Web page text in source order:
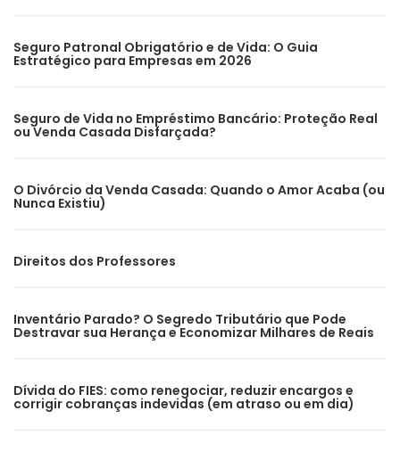
Seguro Patronal Obrigatório e de Vida: O Guia
Estratégico para Empresas em 2026
Seguro de Vida no Empréstimo Bancário: Proteção Real
ou Venda Casada Disfarçada?
O Divórcio da Venda Casada: Quando o Amor Acaba (ou
Nunca Existiu)
Direitos dos Professores
Inventário Parado? O Segredo Tributário que Pode
Destravar sua Herança e Economizar Milhares de Reais
Dívida do FIES: como renegociar, reduzir encargos e
corrigir cobranças indevidas (em atraso ou em dia)